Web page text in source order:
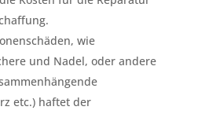
wie
und Nadel, oder andere
etc.) haftet der